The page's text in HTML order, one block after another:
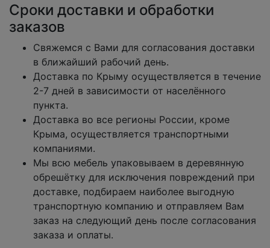
Сроки доставки и обработки
заказов
Свяжемся с Вами для согласования доставки
в ближайший рабочий день.
Доставка по Крыму осуществляется в течение
2-7 дней в зависимости от населённого
пункта.
Доставка во все регионы России, кроме
Крыма, осуществляется транспортными
компаниями.
Мы всю мебель упаковываем в деревянную
обрешётку для исключения повреждений при
доставке, подбираем наиболее выгодную
транспортную компанию и отправляем Вам
заказ на следующий день после согласования
заказа и оплаты.